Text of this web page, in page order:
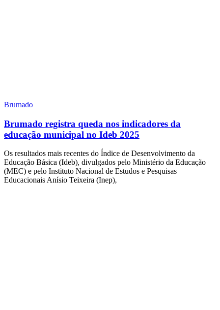
Brumado
Brumado registra queda nos indicadores da
educação municipal no Ideb 2025
Os resultados mais recentes do Índice de Desenvolvimento da
Educação Básica (Ideb), divulgados pelo Ministério da Educação
(MEC) e pelo Instituto Nacional de Estudos e Pesquisas
Educacionais Anísio Teixeira (Inep),